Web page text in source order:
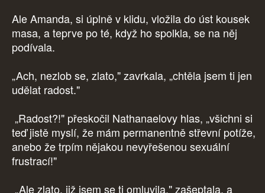
Ale Amanda, si úplně v klidu, vložila do úst kousek
masa, a teprve po té, když ho spolkla, se na něj
podívala.
„Ach, nezlob se, zlato," zavrkala, „chtěla jsem ti jen
udělat radost."
„Radost?!" přeskočil Nathanaelovy hlas, „všichni si
teď jistě myslí, že mám permanentně střevní potíže,
anebo že trpím nějakou nevyřešenou sexuální
frustrací!"
„Ale zlato, již jsem se ti omluvila." zašeptala, a